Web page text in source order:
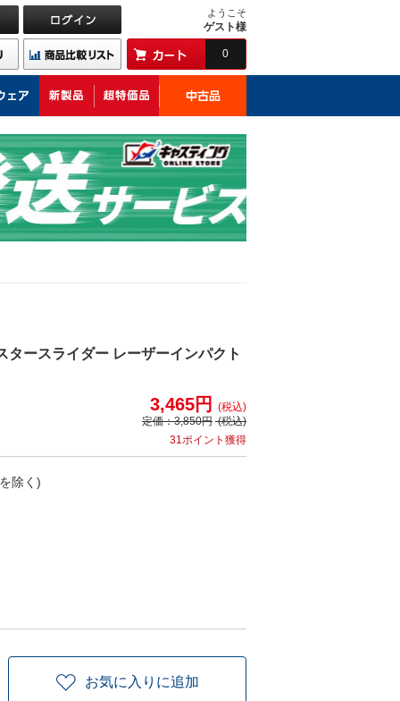
ようこそ
ゲスト様
0
ースライダー レーザーインパクト
3,465円
(税込)
定価：3,850円 (税込)
31ポイント獲得
除く)
お気に入りに追加